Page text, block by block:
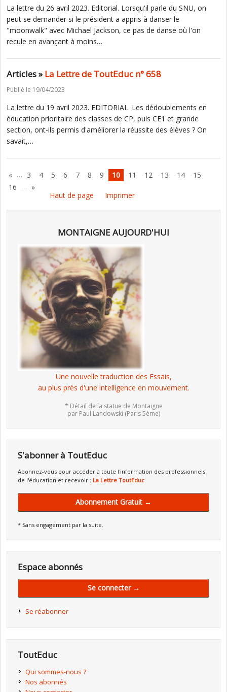
La lettre du 26 avril 2023. Editorial. Lorsqu'il parle du SNU, on
peut se demander si le président a appris à danser le
"moonwalk" avec Michael Jackson, ce pas de danse où l'on
recule en avançant à moins…
Articles »La Lettre de ToutEduc n° 658
Publié le 19/04/2023
La lettre du 19 avril 2023. EDITORIAL. Les dédoublements en
éducation prioritaire des classes de CP, puis CE1 et grande
section, ont-ils permis d'améliorer la réussite des élèves ? On
savait,…
« … 3 4 5 6 7 8 9 10 11 12 13 14
15
16 … »
Haut de page
Imprimer
MONTAIGNE AUJOURD'HUI
Une nouvelle traduction des Essais,
au plus près d'une intelligence en mouvement.
* Détail de la statue de Montaigne
par Paul Landowski (Paris 5ème)
S'abonner à ToutEduc
Abonnez-vous pour accéder à toute l'information des professionnels
de l'éducation et recevoir : La Lettre ToutEduc
Abonnement Gratuit →
* Sans engagement par la suite.
Espace abonnés
Se connecter →
Se réabonner
ToutEduc
Qui sommes-nous ?
Nos abonnés